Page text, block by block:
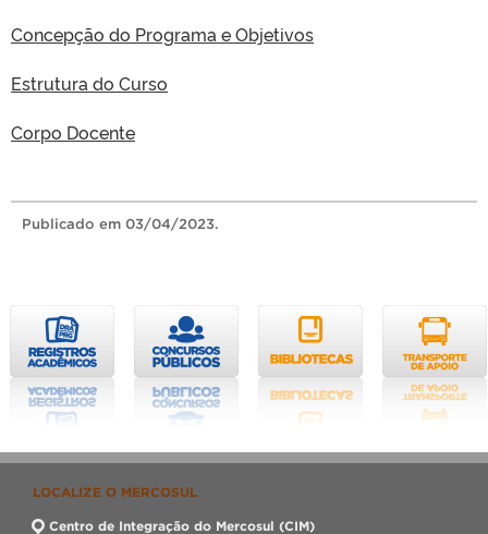
Concepção do Programa e Objetivos
Estrutura do Curso
Corpo Docente
Publicado em 03/04/2023.
LOCALIZE O MERCOSUL
Centro de Integração do Mercosul (CIM)